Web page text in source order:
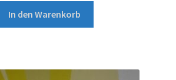
In den Warenkorb